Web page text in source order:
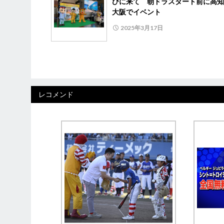
大阪でイベント
2025年3月17日
レコメンド